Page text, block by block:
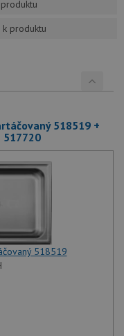
k produktu
518519 +
517720
518519